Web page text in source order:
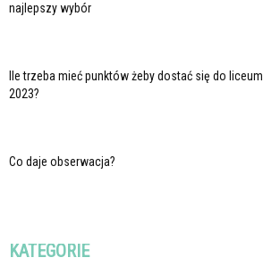
najlepszy wybór
Ile trzeba mieć punktów żeby dostać się do liceum
2023?
Co daje obserwacja?
KATEGORIE